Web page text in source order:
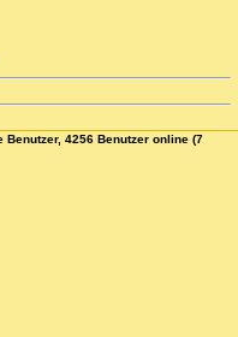
4256 Benutzer online (7